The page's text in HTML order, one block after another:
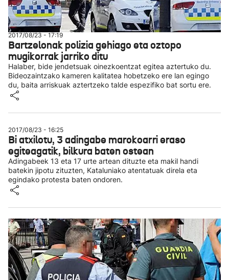
2017/08/23 - 17:19
Bartzelonak polizia gehiago eta oztopo
mugikorrak jarriko ditu
Halaber, bide jendetsuak oinezkoentzat egitea aztertuko du.
Bideozaintzako kameren kalitatea hobetzeko ere lan egingo
du, baita arriskuak aztertzeko talde espezifiko bat sortu ere.
2017/08/23 - 16:25
Bi atxilotu, 3 adingabe marokoarri eraso
egiteagatik, bilkura baten ostean
Adingabeek 13 eta 17 urte artean dituzte eta makil handi
batekin jipotu zituzten, Kataluniako atentatuak direla eta
egindako protesta baten ondoren.